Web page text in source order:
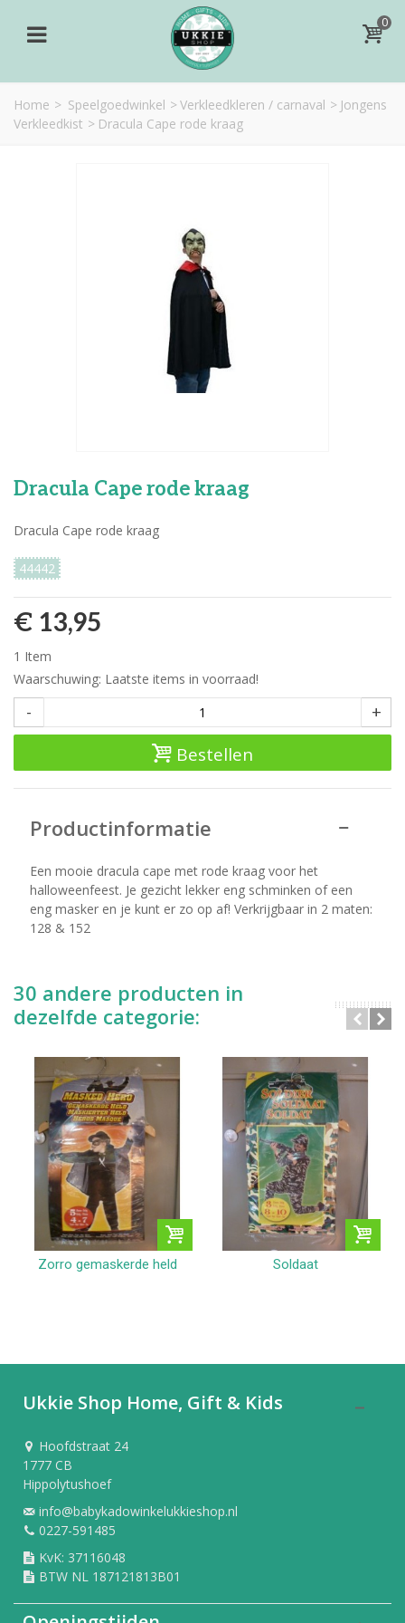
0
Home > Speelgoedwinkel > Verkleedkleren / carnaval > Jongens
Verkleedkist > Dracula Cape rode kraag
Dracula Cape rode kraag
Dracula Cape rode kraag
44442
€ 13,95
1 Item
Waarschuwing: Laatste items in voorraad!
- +
Bestellen
Productinformatie
Een mooie dracula cape met rode kraag voor het
halloweenfeest. Je gezicht lekker eng schminken of een
eng masker en je kunt er zo op af! Verkrijgbaar in 2 maten:
128 & 152
30 andere producten in
dezelfde categorie:
Zorro gemaskerde held Soldaat
Ukkie Shop Home, Gift & Kids
Hoofdstraat 24
1777 CB
Hippolytushoef
info@babykadowinkelukkieshop.nl
0227-591485
KvK: 37116048
BTW NL 187121813B01